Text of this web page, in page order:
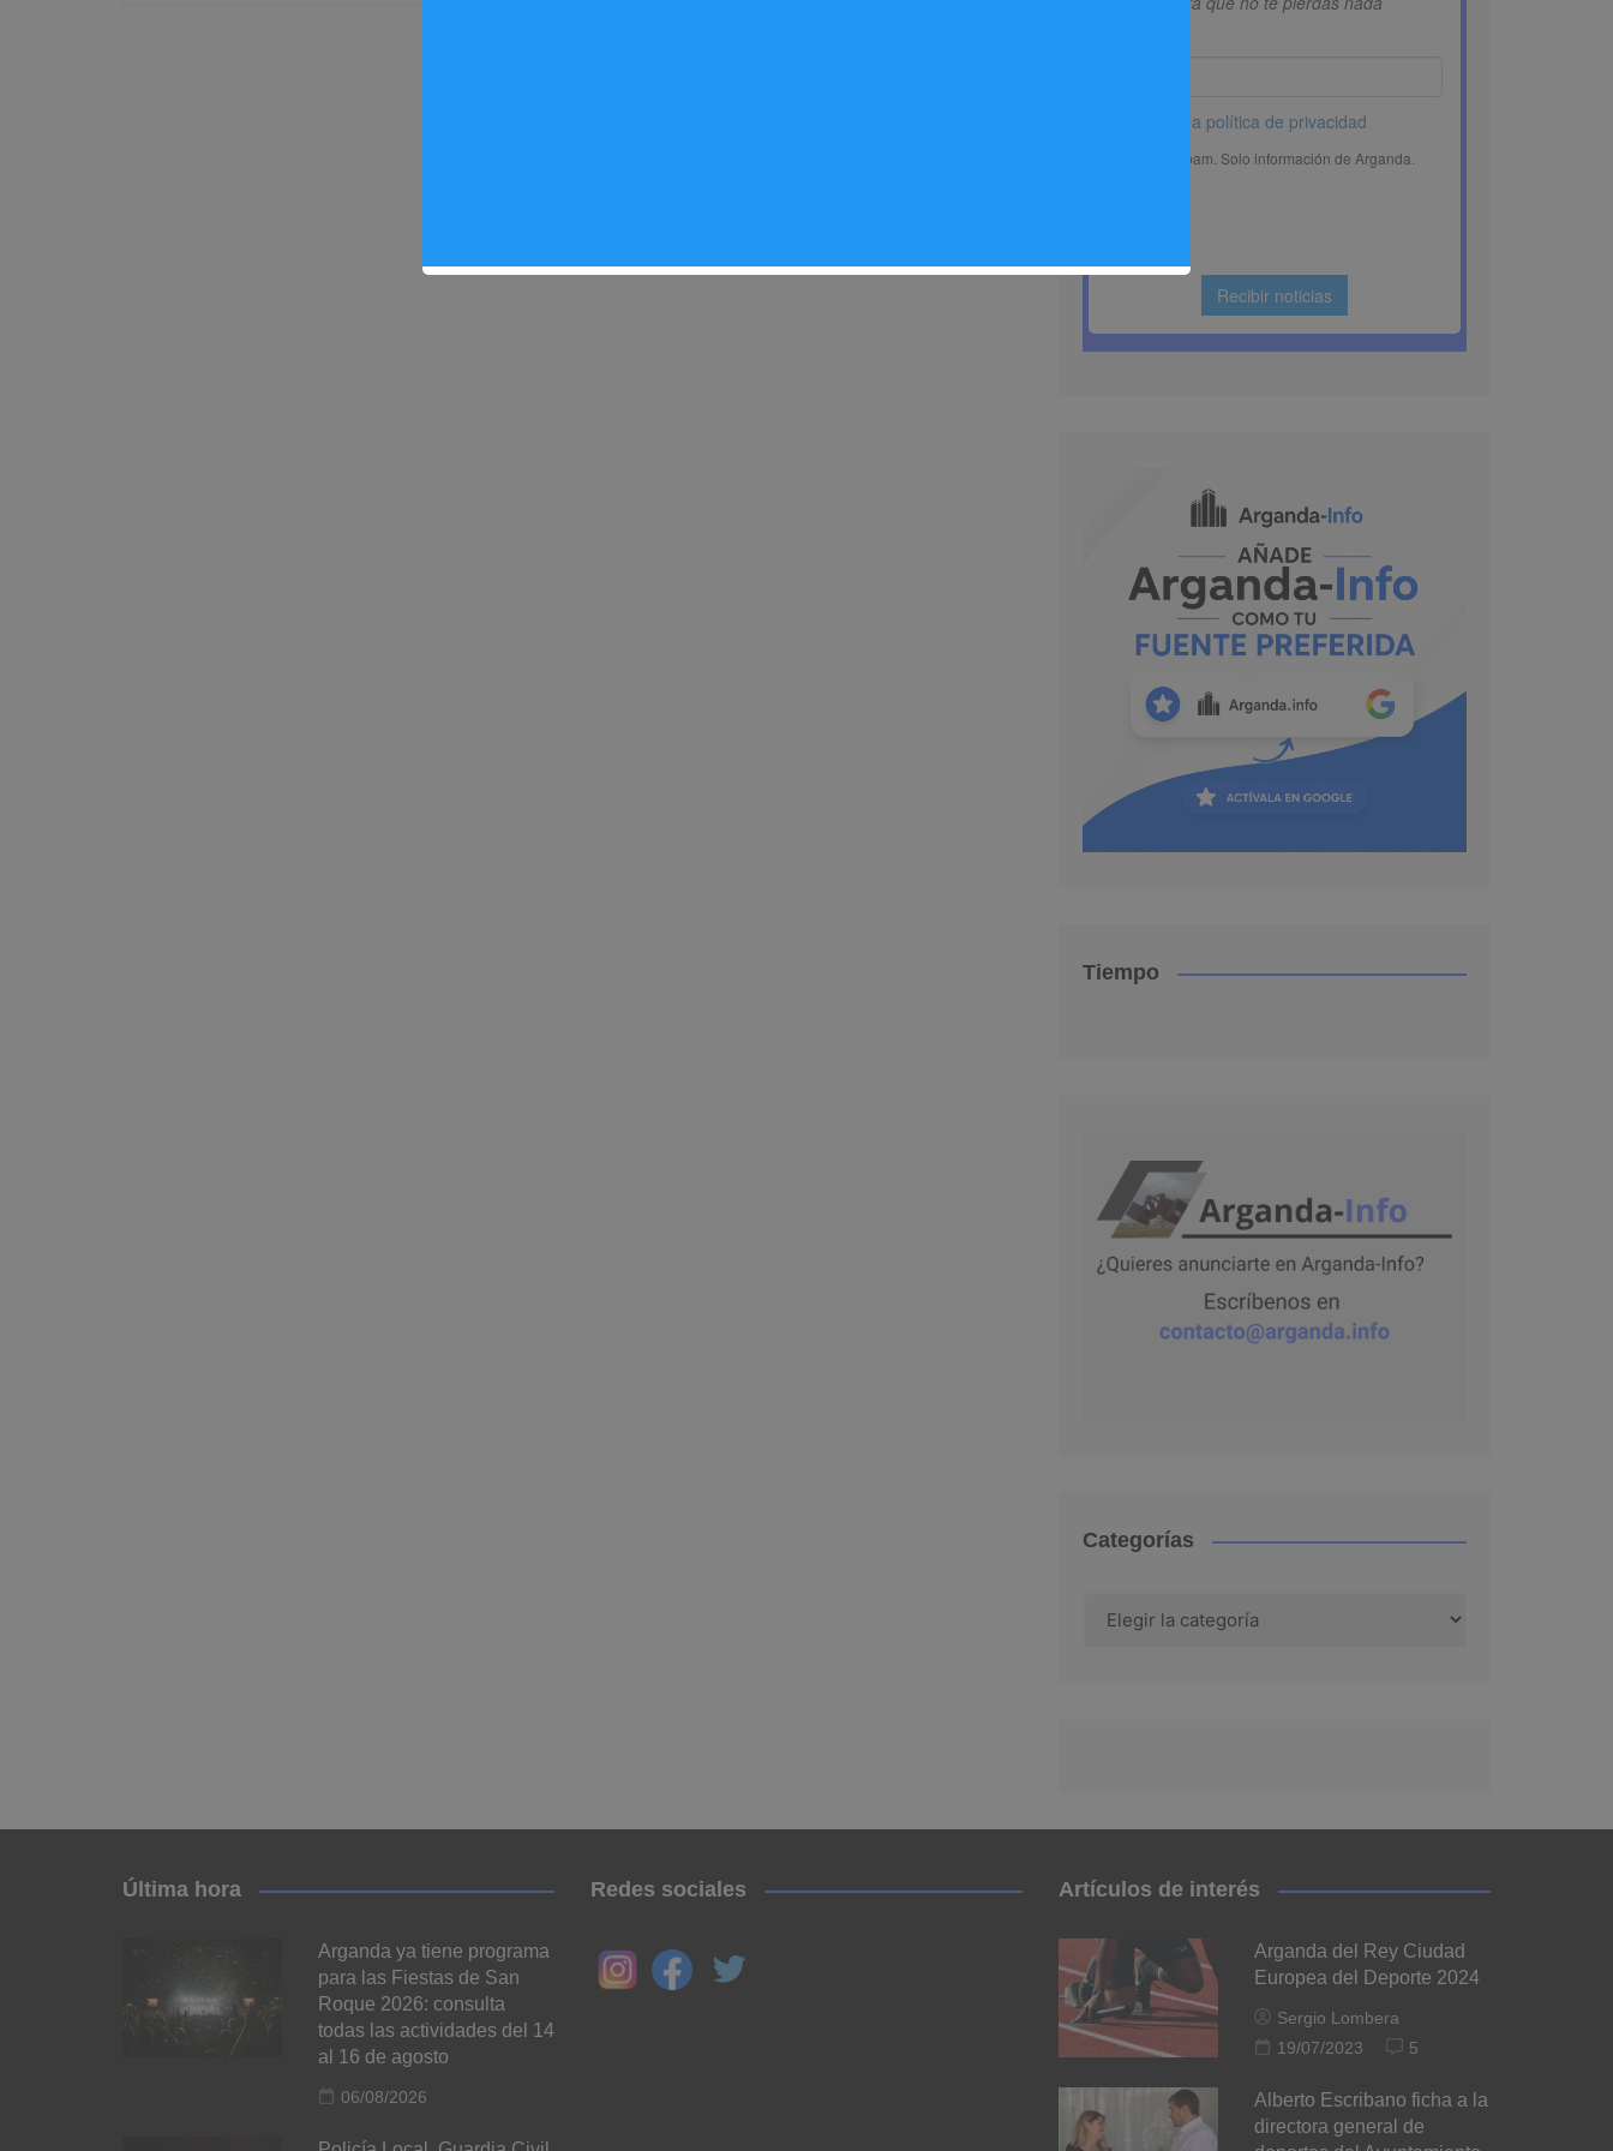
Tiempo
Categorías
Última hora
Arganda ya tiene programa
para las Fiestas de San
Roque 2026: consulta
todas las actividades del 14
al 16 de agosto
06/08/2026
Redes sociales Artículos de interés
Arganda del Rey Ciudad
Europea del Deporte 2024
Sergio Lombera
19/07/2023
5
Alberto Escribano ficha a la
directora general de